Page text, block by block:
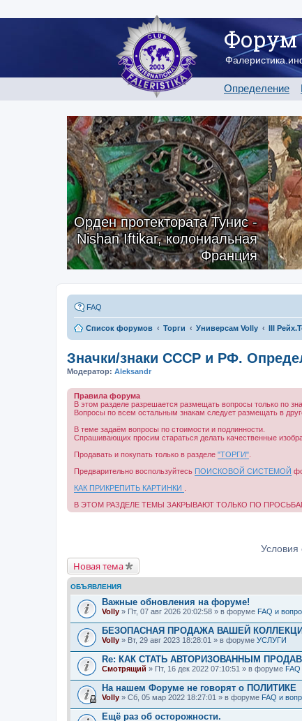
Форум
Определение
Орден протектората Тунис -
Nishan Iftikar, колониальная
Франция
FAQ
Список форумов Торги Универсам Volly III
Значки/знаки СССР и РФ.
Модератор: Aleksandr
Правила форума
В этом разделе разрешается размещать вопросы только по
Вопросы по всем остальным знакам следует размещать в
В теме задаём вопросы по стоимости и подлинности.
Спрашивающих просим стараться делать качественные
Продавать и покупать только в разделе "ТОРГИ"
Предварительно воспользуйтесь ПОИСКОВОЙ СИСТЕМОЙ
КАК ПРИКРЕПИТЬ КАРТИНКИ
В ЭТОМ РАЗДЕЛЕ ТЕМЫ ЗАКРЫВАЮТ ТОЛЬКО ПО
Условия
Новая тема
ОБЪЯВЛЕНИЯ
Важные обновления на форуме!
Volly » Пт, 07 авг 2026 20:02:58 » в форуме FAQ и
БЕЗОПАСНАЯ ПРОДАЖА ВАШЕЙ
Volly » Вт, 29 авг 2023 18:28:01 » в форуме УСЛУГИ
Re: КАК СТАТЬ АВТОРИЗОВАННЫМ
Смотрящий » Пт, 16 дек 2022 07:10:51 » в форуме
На нашем Форуме не говорят о ПОЛИТИКЕ
Volly » Сб, 05 мар 2022 18:27:01 » в форуме FAQ и
Ещё раз об осторожности.